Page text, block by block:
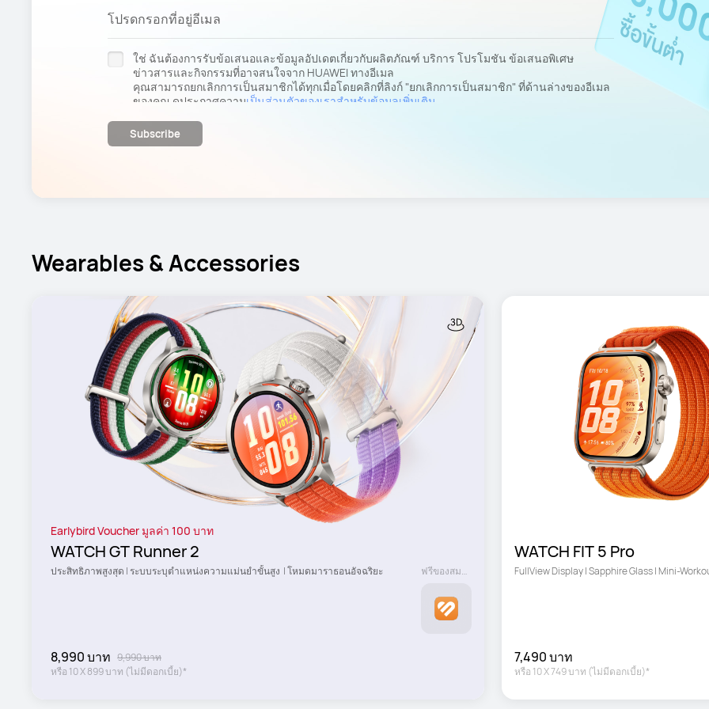
โปรดกรอกที่อยู่อีเมล
ใช่ ฉันต้องการรับข้อเสนอและข้อมูลอัปเดตเกี่ยวกับผลิตภัณฑ์ บริการ โปรโมชัน ข้อเสนอพิเศษ
ข่าวสารและกิจกรรมที่อาจสนใจจาก HUAWEI ทางอีเมล
คุณสามารถยกเลิกการเป็นสมาชิกได้ทุกเมื่อโดยคลิกที่ลิงก์ "ยกเลิกการเป็นสมาชิก" ที่ด้านล่างของอีเมล
ของคุณ ดูประกาศความเป็นส่วนตัวของเราสําหรับข้อมูลเพิ่มเติม
Subscribe
Wearables & Accessories
Earlybird Voucher มูลค่า 100 บาท
WATCH GT Runner 2
ประสิทธิภาพสูงสุด | ระบบระบุตำแหน่งความแม่นยำขั้นสูง  | โหมดมาราธอนอัจฉริยะ
8,990 บาท 9,990 บาท
หรือ 10X899 บาท (ไม่มีดอกเบี้ย)*
ฟรีของสมนาคุณ
WATCH FIT 5 Pro
FullView Display | Sapphire Glass | Mini-
7,490 บาท
หรือ 10X749 บาท (ไม่มีดอกเบี้ย)*